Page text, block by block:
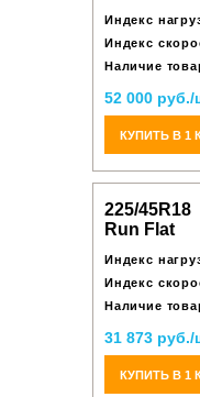
Индекс
Индекс
Наличие
52 000 руб./
КУПИТЬ В 1
225/45R18
Run Flat
Индекс
Индекс
Наличие
31 873 руб./
КУПИТЬ В 1